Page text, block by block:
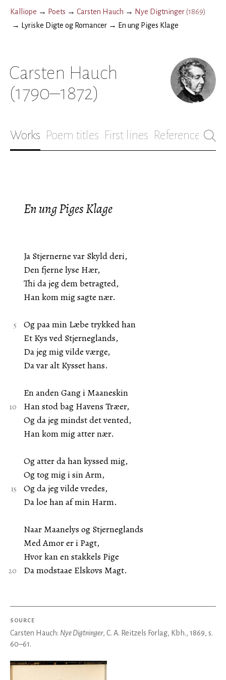
Kalliope → Poets → Carsten Hauch → Nye Digtninger(1869)
→
Lyriske Digte og Romancer → En ung Piges Klage
Carsten Hauch
(1790–1872)
Works Poem titles First lines References
En ung Piges Klage
Ja Stjernerne var Skyld deri,
Den fjerne lyse Hær,
Thi da jeg dem betragted,
Han kom mig sagte nær.
Og paa min Læbe trykked han
Et Kys ved Stjerneglands,
Da jeg mig vilde værge,
Da var alt Kysset hans.
En anden Gang i Maaneskin
Han stod bag Havens Træer,
Og da jeg mindst det vented,
Han kom mig atter nær.
Og atter da han kyssed mig,
Og tog mig i sin Arm,
Og da jeg vilde vredes,
Da loe han af min Harm.
Naar Maanelys og Stjerneglands
Med Amor er i Pagt,
Hvor kan en stakkels Pige
Da modstaae Elskovs Magt.
SOURCE
Carsten Hauch: Nye Digtninger, C. A. Reitzels Forlag, Kbh., 1869, s.
60–61.